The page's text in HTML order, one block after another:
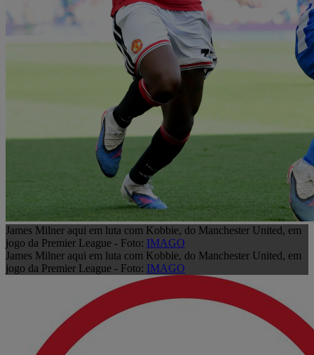
James Milner aqui em luta com Kobbie, do Manchester United, em
jogo da Premier League - Foto: IMAGO
James Milner aqui em luta com Kobbie, do Manchester United, em
jogo da Premier League - Foto: IMAGO